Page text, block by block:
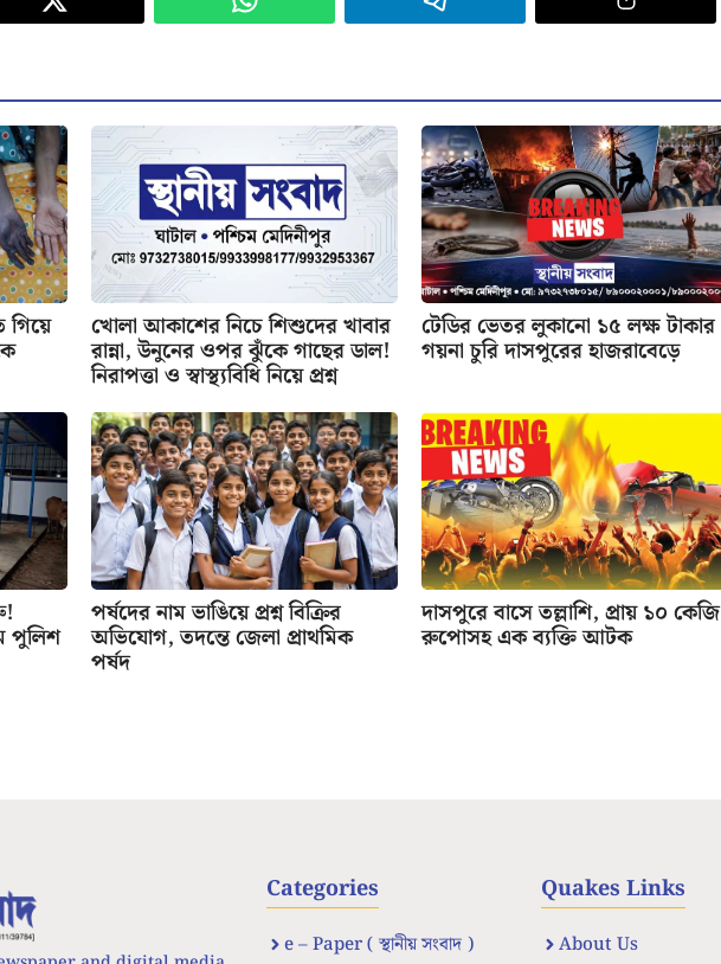
গিয়ে খোলা আকাশের নিচে শিশুদের খাবার
রান্না, উনুনের ওপর ঝুঁকে গাছের ডাল!
নিরাপত্তা ও স্বাস্থ্যবিধি নিয়ে প্রশ্ন
টেডির ভেতর লুকানো ১৫ লক্ষ টাকার
গয়না চুরি দাসপুরের হাজরাবেড়ে
পুলিশ
পর্ষদের নাম ভাঙিয়ে প্রশ্ন বিক্রির
অভিযোগ, তদন্তে জেলা প্রাথমিক
পর্ষদ
দাসপুরে বাসে তল্লাশি, প্রায় ১০ কেজি
রুপোসহ এক ব্যক্তি আটক
Categories
e – Paper ( স্থানীয় সংবাদ )
Quakes Links
About Us